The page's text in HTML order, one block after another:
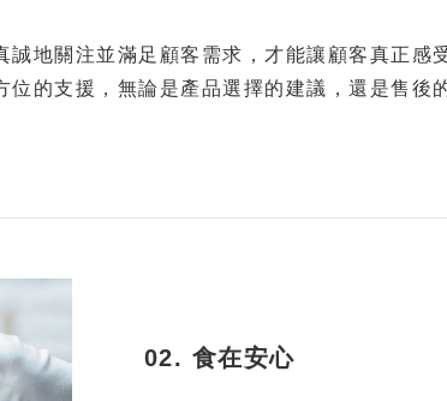
關注並滿足顧客需求，才能讓顧客真正感
位的支援，無論是產品選擇的建議，還是售後
02. 食在安心